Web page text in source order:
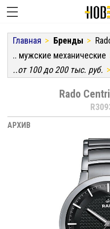
Главная Бренды
.. мужские механические
..от 100 до 200 тыс. руб.
Rado
АРХИВ